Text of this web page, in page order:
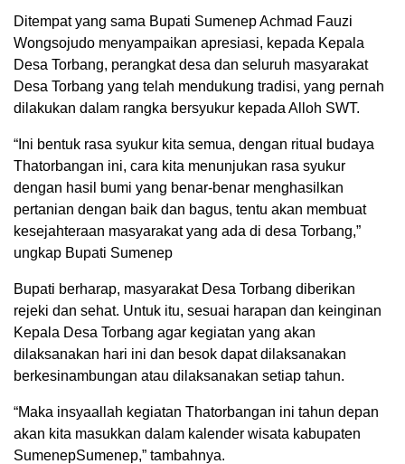
Ditempat yang sama Bupati Sumenep Achmad Fauzi
Wongsojudo menyampaikan apresiasi, kepada Kepala
Desa Torbang, perangkat desa dan seluruh masyarakat
Desa Torbang yang telah mendukung tradisi, yang pernah
dilakukan dalam rangka bersyukur kepada Alloh SWT.
“Ini bentuk rasa syukur kita semua, dengan ritual budaya
Thatorbangan ini, cara kita menunjukan rasa syukur
dengan hasil bumi yang benar-benar menghasilkan
pertanian dengan baik dan bagus, tentu akan membuat
kesejahteraan masyarakat yang ada di desa Torbang,”
ungkap Bupati Sumenep
Bupati berharap, masyarakat Desa Torbang diberikan
rejeki dan sehat. Untuk itu, sesuai harapan dan keinginan
Kepala Desa Torbang agar kegiatan yang akan
dilaksanakan hari ini dan besok dapat dilaksanakan
berkesinambungan atau dilaksanakan setiap tahun.
“Maka insyaallah kegiatan Thatorbangan ini tahun depan
akan kita masukkan dalam kalender wisata kabupaten
SumenepSumenep,” tambahnya.